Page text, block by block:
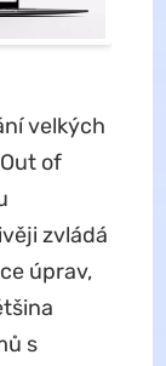
velkých
of
zvládá
úprav,
s